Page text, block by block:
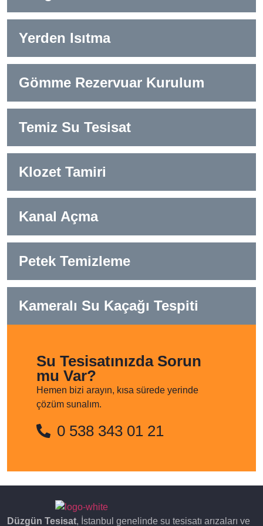
Yerden Isıtma
Gömme Rezervuar Kurulum
Temiz Su Tesisat
Klozet Tamiri
Kanal Açma
Petek Temizleme
Kameralı Su Kaçağı Tespiti
Su Tesisatınızda Sorun
mu Var?
Hemen bizi arayın, kısa sürede yerinde
çözüm sunalım.
0 538 343 01 21
Düzgün Tesisat, İstanbul genelinde su tesisatı arızaları ve